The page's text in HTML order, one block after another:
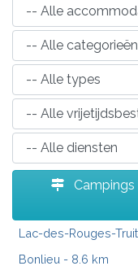
Lac-des-Rouges-
Bonlieu - 8.6 km